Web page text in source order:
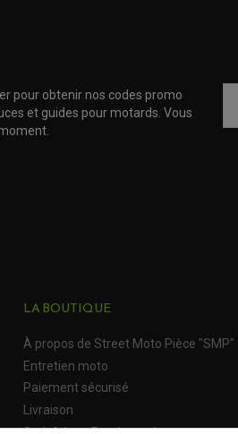
pour obtenir nos codes promo
et guides pour motards. Vous
LA BOUTIQUE
À propos de Street Moto Pièce "SMP"
Entretien moto
Paiement sécurisé
Livraison